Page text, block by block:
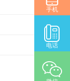
手机
电话